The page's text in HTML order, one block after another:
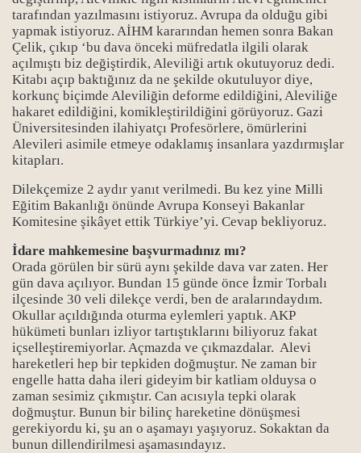
tarafından yazılmasını istiyoruz. Avrupa da olduğu gibi
yapmak istiyoruz. AİHM kararından hemen sonra Bakan
Çelik, çıkıp ‘bu dava önceki müfredatla ilgili olarak
açılmıştı biz değiştirdik, Aleviliği artık okutuyoruz dedi.
Kitabı açıp baktığınız da ne şekilde okutuluyor diye,
korkunç biçimde Aleviliğin deforme edildiğini, Aleviliğe
hakaret edildiğini, komikleştirildiğini görüyoruz. Gazi
Üniversitesinden ilahiyatçı Profesörlere, ömürlerini
Alevileri asimile etmeye odaklamış insanlara yazdırmışlar
kitapları.
Dilekçemize 2 aydır yanıt verilmedi. Bu kez yine Milli
Eğitim Bakanlığı önünde Avrupa Konseyi Bakanlar
Komitesine şikâyet ettik Türkiye’yi. Cevap bekliyoruz.
İdare mahkemesine başvurmadınız mı?
Orada görülen bir sürü aynı şekilde dava var zaten. Her
gün dava açılıyor. Bundan 15 günde önce İzmir Torbalı
ilçesinde 30 veli dilekçe verdi, ben de aralarındaydım.
Okullar açıldığında oturma eylemleri yaptık. AKP
hükümeti bunları izliyor tartıştıklarını biliyoruz fakat
içselleştiremiyorlar. Açmazda ve çıkmazdalar. Alevi
hareketleri hep bir tepkiden doğmuştur. Ne zaman bir
engelle hatta daha ileri gideyim bir katliam olduysa o
zaman sesimiz çıkmıştır. Can acısıyla tepki olarak
doğmuştur. Bunun bir bilinç hareketine dönüşmesi
gerekiyordu ki, şu an o aşamayı yaşıyoruz. Sokaktan da
bunun dillendirilmesi aşamasındayız.